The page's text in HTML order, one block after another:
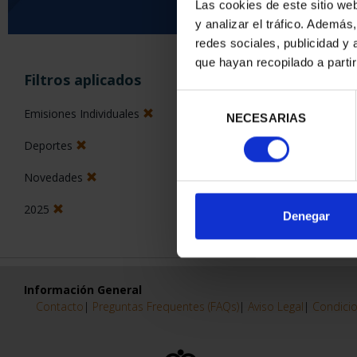
Las cookies de este sitio
y analizar el tráfico.
redes sociales, publicidad y
que hayan recopilado a
consentimiento
NECESARIAS
Denegar
Filtros aplicados
Emisiones Individuales
Deportes
Novedades
2025
0 Productos
Información General
Contacto | Preguntas Frequentes (FAQs)| Aviso Legal |